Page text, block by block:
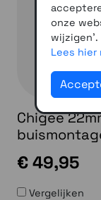
Chigee
€ 49,95
Vergelijken
onze
wijzigen'.
Lees hier